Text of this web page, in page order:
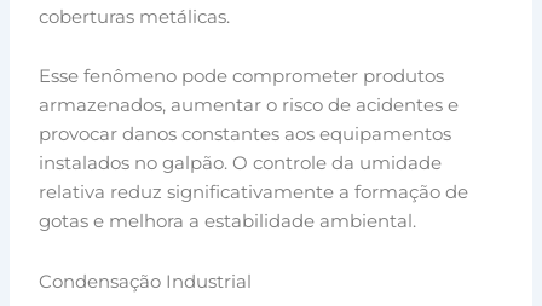
coberturas metálicas.
Esse fenômeno pode comprometer produtos
armazenados, aumentar o risco de acidentes e
provocar danos constantes aos equipamentos
instalados no galpão. O controle da umidade
relativa reduz significativamente a formação de
gotas e melhora a estabilidade ambiental.
Condensação Industrial